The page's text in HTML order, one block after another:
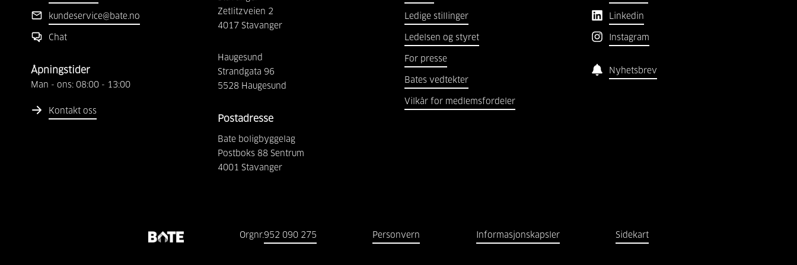
kundeservice@bate.no
Chat
Åpningstider
Man - ons: 08:00 - 13:00
Kontakt oss
Zetlitzveien 2
4017 Stavanger
Haugesund
Strandgata 96
5528 Haugesund
Postadresse
Bate boligbyggelag
Postboks 88 Sentrum
4001 Stavanger
Ledige stillinger
Ledelsen og styret
For presse
Bates vedtekter
Vilkår for medlemsfordeler
Linkedin
Instagram
Nyhetsbrev
Orgnr.952 090 275 Personvern Informasjonskapsler Sidekart